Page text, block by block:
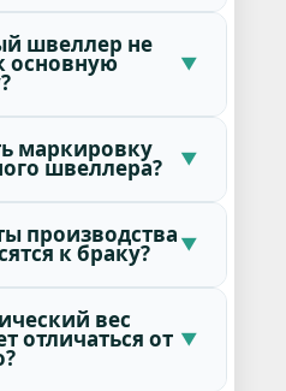
швеллер не
основную
маркировку
швеллера?
производства
к браку?
вес
отличаться от